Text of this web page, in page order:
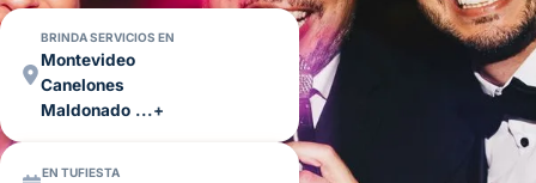
BRINDA SERVICIOS EN
Montevideo
Canelones
Maldonado ...+
EN TUFIESTA